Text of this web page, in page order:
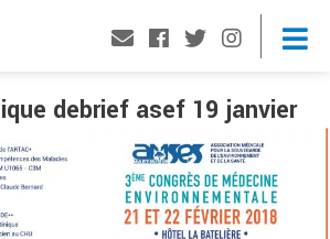
debrief asef 19 janvier